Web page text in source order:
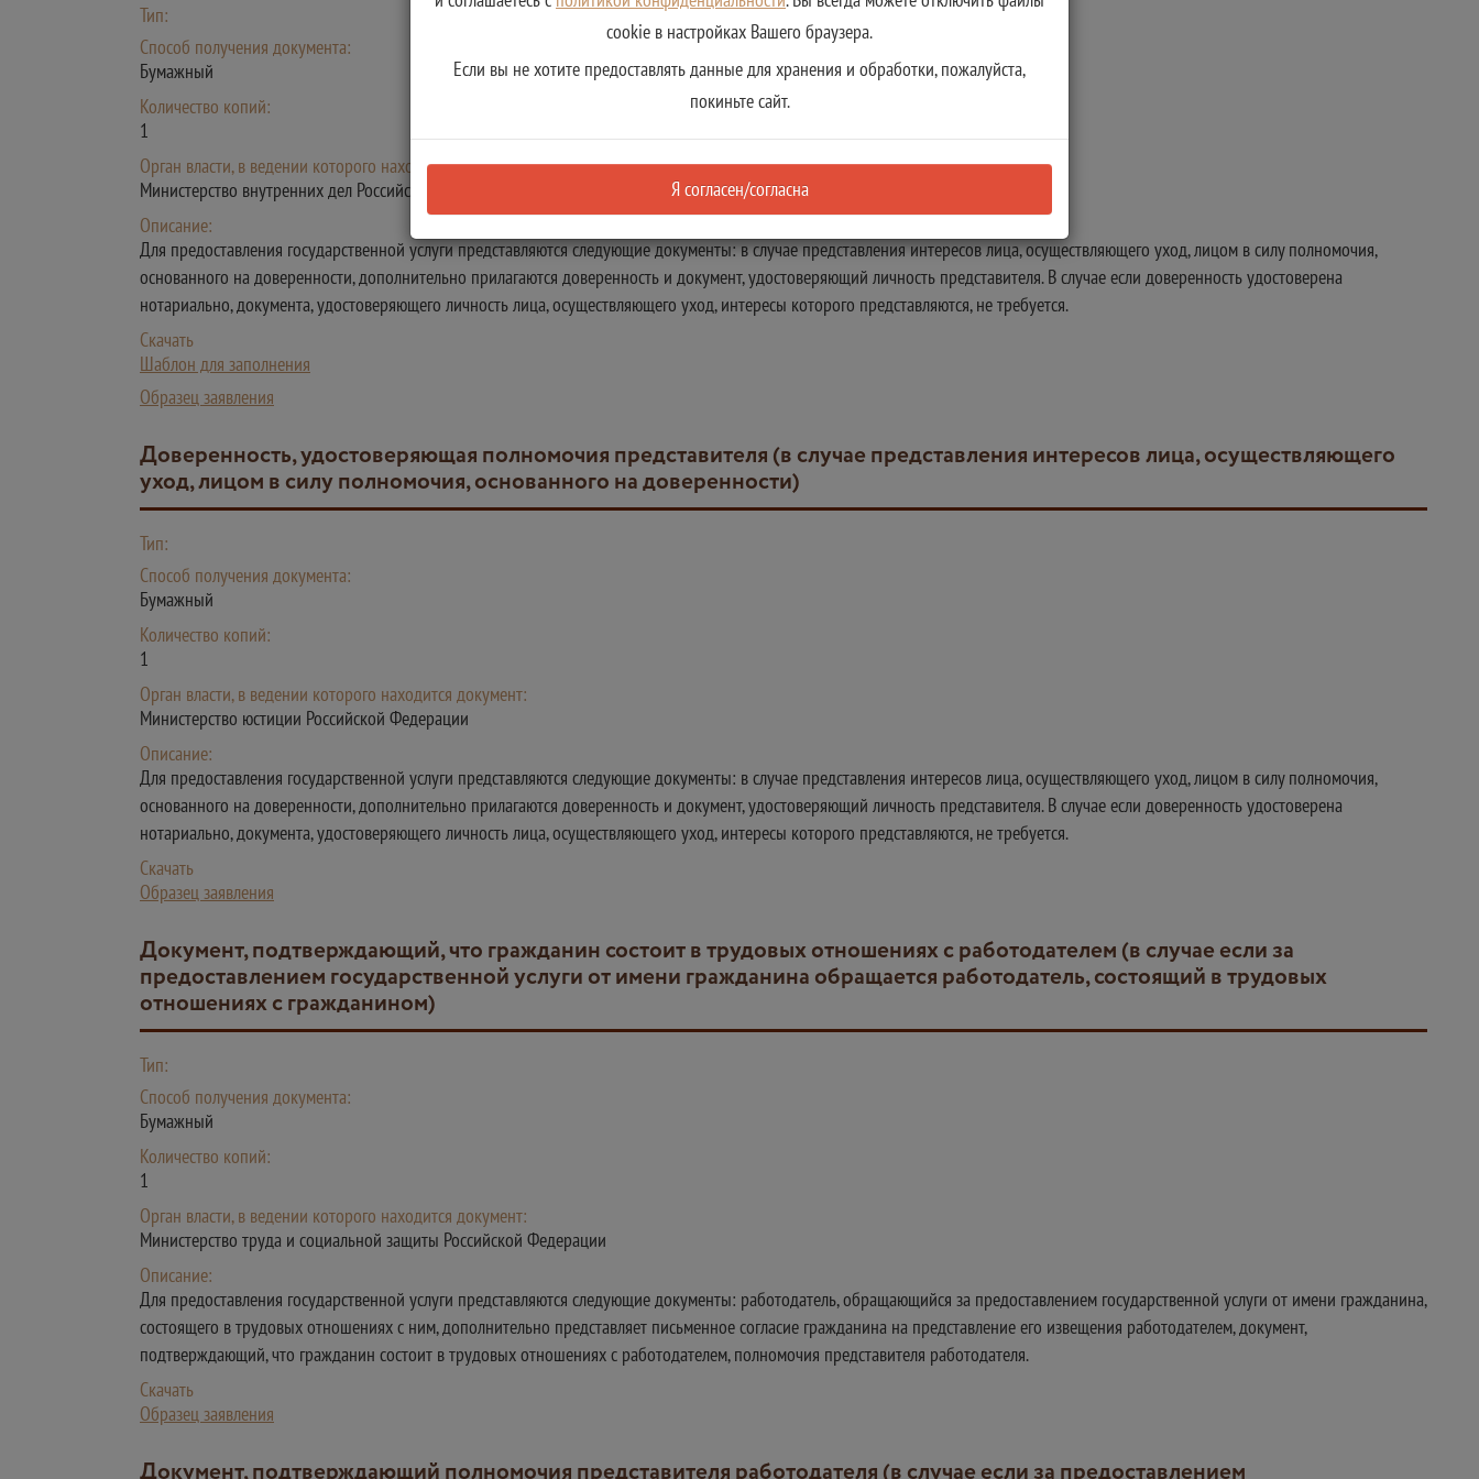
Тип:
Способ получения документа:
Бумажный
Количество копий:
1
Орган власти, в ведении которого находится документ:
Министерство внутренних дел Российской Федерации
Описание:
Для предоставления государственной услуги представляются следующие документы: в случае представления интересов лица, осуществляющего уход, лицом в силу полномочия,
основанного на доверенности, дополнительно прилагаются доверенность и документ, удостоверяющий личность представителя. В случае если доверенность удостоверена
нотариально, документа, удостоверяющего личность лица, осуществляющего уход, интересы которого представляются, не требуется.
Скачать
Шаблон для заполнения
Образец заявления
Доверенность, удостоверяющая полномочия представителя (в случае представления интересов лица, осуществляющего
уход, лицом в силу полномочия, основанного на доверенности)
Тип:
Способ получения документа:
Бумажный
Количество копий:
1
Орган власти, в ведении которого находится документ:
Министерство юстиции Российской Федерации
Описание:
Для предоставления государственной услуги представляются следующие документы: в случае представления интересов лица, осуществляющего уход, лицом в силу полномочия,
основанного на доверенности, дополнительно прилагаются доверенность и документ, удостоверяющий личность представителя. В случае если доверенность удостоверена
нотариально, документа, удостоверяющего личность лица, осуществляющего уход, интересы которого представляются, не требуется.
Скачать
Образец заявления
Документ, подтверждающий, что гражданин состоит в трудовых отношениях с работодателем (в случае если за
предоставлением государственной услуги от имени гражданина обращается работодатель, состоящий в трудовых
отношениях с гражданином)
Тип:
Способ получения документа:
Бумажный
Количество копий:
1
Орган власти, в ведении которого находится документ:
Министерство труда и социальной защиты Российской Федерации
Описание:
Для предоставления государственной услуги представляются следующие документы: работодатель, обращающийся за предоставлением государственной услуги от имени гражданина,
состоящего в трудовых отношениях с ним, дополнительно представляет письменное согласие гражданина на представление его извещения работодателем, документ,
подтверждающий, что гражданин состоит в трудовых отношениях с работодателем, полномочия представителя работодателя.
Скачать
Образец заявления
cookie в настройках Вашего браузера.
Если вы не хотите предоставлять данные для хранения и обработки, пожалуйста,
покиньте сайт.
Я согласен/согласна